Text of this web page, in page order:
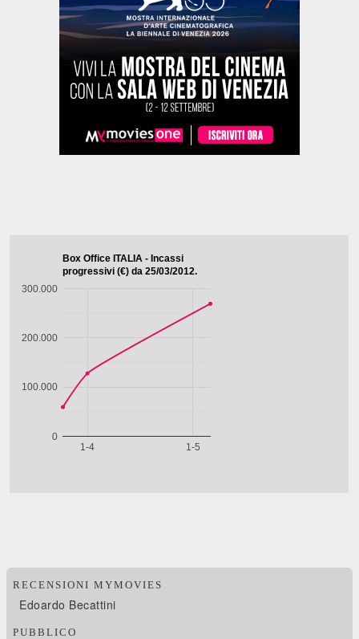
RECENSIONI MYMOVIES
Edoardo Becattini
PUBBLICO